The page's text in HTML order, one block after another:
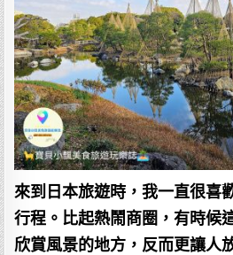
來到日本旅遊時，我一直很喜
行程。比起熱鬧商圈，有時候
欣賞風景的地方，反而更讓人